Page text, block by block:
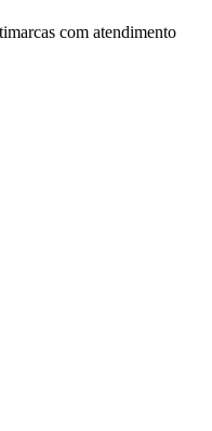
com atendimento